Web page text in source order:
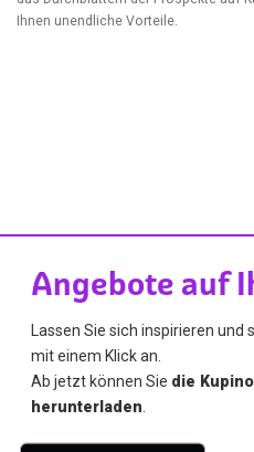
Ihnen unendliche Vorteile.
Angebote auf
Lassen Sie sich inspirieren
mit einem Klick an.
Ab jetzt können Sie die
herunterladen